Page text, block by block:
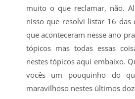
muito o que reclamar, não.
nisso que resolvi listar 16 das
que aconteceram nesse ano
tópicos mas todas essas
nestes tópicos aqui embaixo.
vocês um pouquinho do
maravilhoso nestes últimos